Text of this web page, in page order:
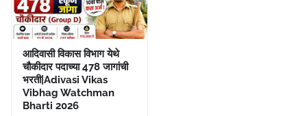
आदिवासी विकास विभाग येथे
चौकीदार पदाच्या 478 जागांची
भरती|Adivasi Vikas
Vibhag Watchman
Bharti 2026